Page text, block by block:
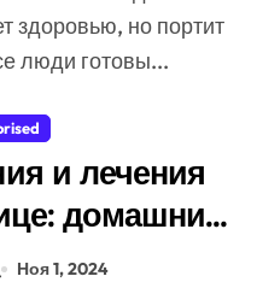
здоровью, но портит
люди готовы...
и лечения
домашние
Ноя 1, 2024